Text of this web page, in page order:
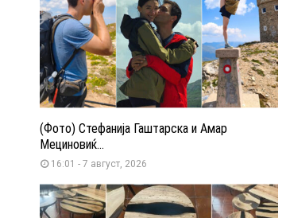
(Фото) Стефанија Гаштарска и Амар
Мециновиќ...
16:01 - 7 август, 2026